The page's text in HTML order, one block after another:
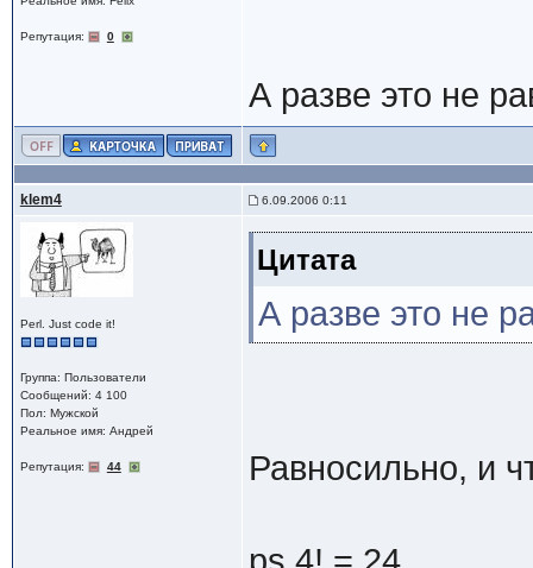
Репутация: 0
А разве это не
klem4 6.09.2006 0:11
Perl. Just code it!
Группа: Пользователи
Сообщений: 4 100
Пол: Мужской
Реальное имя: Андрей
Репутация: 44
Цитата
А разве это не
Равносильно, и